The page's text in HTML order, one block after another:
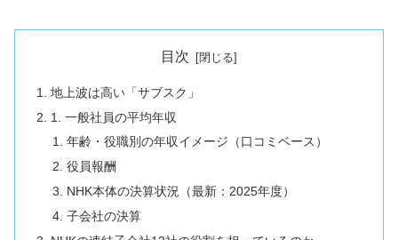
目次
地上波は高い「サブスク」
1. 一般社員の平均年収
年齢・役職別の年収イメージ（口コミベース）
役員報酬
NHK本体の決算状況（最新：2025年度）
子会社の決算